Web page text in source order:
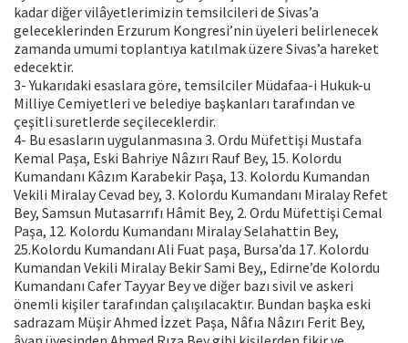
kadar diğer vilâyetlerimizin temsilcileri de Sivas’a
geleceklerinden Erzurum Kongresi’nin üyeleri belirlenecek
zamanda umumi toplantıya katılmak üzere Sivas’a hareket
edecektir.
3- Yukarıdaki esaslara göre, temsilciler Müdafaa-i Hukuk-u
Milliye Cemiyetleri ve belediye başkanları tarafından ve
çeşitli suretlerde seçileceklerdir.
4- Bu esasların uygulanmasına 3. Ordu Müfettişi Mustafa
Kemal Paşa, Eski Bahriye Nâzırı Rauf Bey, 15. Kolordu
Kumandanı Kâzım Karabekir Paşa, 13. Kolordu Kumandan
Vekili Miralay Cevad bey, 3. Kolordu Kumandanı Miralay Refet
Bey, Samsun Mutasarrıfı Hâmit Bey, 2. Ordu Müfettişi Cemal
Paşa, 12. Kolordu Kumandanı Miralay Selahattin Bey,
25.Kolordu Kumandanı Ali Fuat paşa, Bursa’da 17. Kolordu
Kumandan Vekili Miralay Bekir Sami Bey,, Edirne’de Kolordu
Kumandanı Cafer Tayyar Bey ve diğer bazı sivil ve askeri
önemli kişiler tarafından çalışılacaktır. Bundan başka eski
sadrazam Müşir Ahmed İzzet Paşa, Nâfıa Nâzırı Ferit Bey,